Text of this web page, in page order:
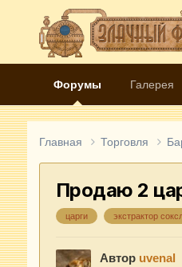
Форумы Галерея
Главная Торговля
Продаю 2
царги экстрактор
Автор uvenal